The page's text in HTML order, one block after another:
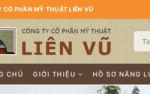
CỔ PHẦN MỸ THUẬT LIÊN VŨ
CHỦ GIỚI THIỆU HỒ SƠ NĂNG